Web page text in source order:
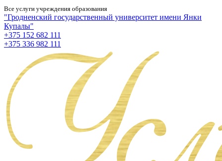
Все услуги учреждения образования
"Гродненский государственный университет имени Янки
Купалы"
+375 152 682 111
+375 336 982 111